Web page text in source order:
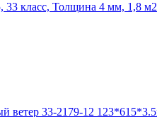
33 класс, Толщина 4 мм, 1,8 м2